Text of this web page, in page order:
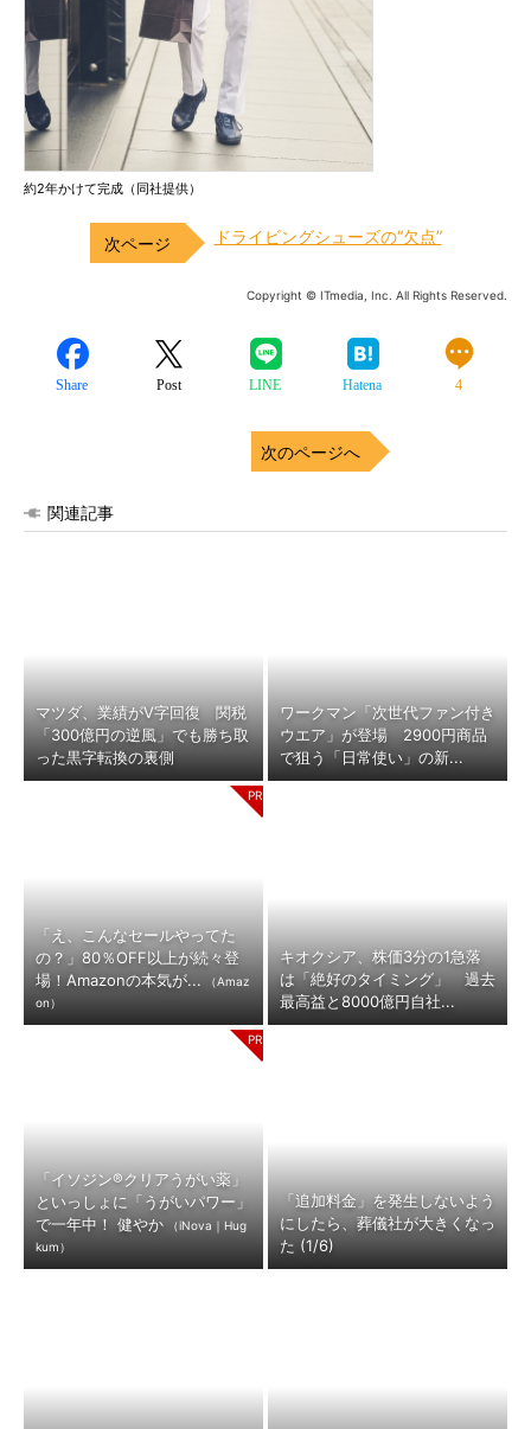
約2年かけて完成（同社提供）
ドライビングシューズの“欠点”
Copyright © ITmedia, Inc. All Rights Reserved.
Share Post LINE Hatena 4
次のページへ
関連記事
マツダ、業績がV字回復 関税
「300億円の逆風」でも勝ち取
った黒字転換の裏側
ワークマン「次世代ファン付き
ウエア」が登場 2900円商品
で狙う「日常使い」の新...
「え、こんなセールやってた
の？」80％OFF以上が続々登
場！Amazonの本気が...
（Amaz
on）
キオクシア、株価3分の1急落
は「絶好のタイミング」 過去
最高益と8000億円自社...
「イソジン®クリアうがい薬」
といっしょに「うがいパワー」
で一年中！ 健やか
（iNova｜Hug
kum）
「追加料金」を発生しないよう
にしたら、葬儀社が大きくなっ
た (1/6)